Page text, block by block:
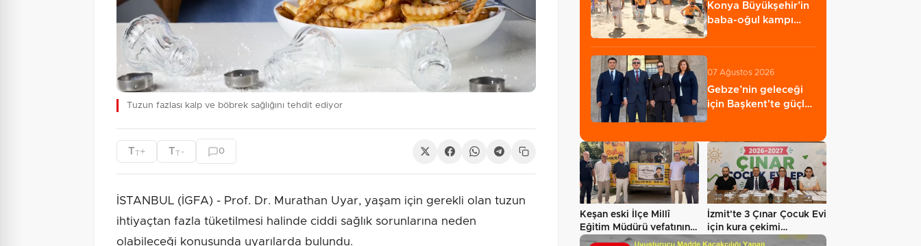
Tuzun fazlası kalp ve böbrek sağlığını tehdit ediyor
TT+ TT - 0
İSTANBUL (İGFA) - Prof. Dr. Murathan Uyar, yaşam için gerekli olan tuzun
ihtiyaçtan fazla tüketilmesi halinde ciddi sağlık sorunlarına neden
olabileceği konusunda uyarılarda bulundu.
Konya Büyükşehir’in
baba-oğul kampı
07 Ağustos 2026
Gebze’nin geleceği
için Başkent'te güçlü
Keşan eski İlçe Millî
Eğitim Müdürü vefatının
yıl…
İzmit'te 3 Çınar Çocuk Evi
için kura çekimi
gerçekleştirildi…